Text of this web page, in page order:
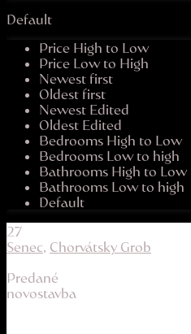
Default
Price High to Low
Price Low to High
Newest first
Oldest first
Newest Edited
Oldest Edited
Bedrooms High to Low
Bedrooms Low to high
Bathrooms High to Low
Bathrooms Low to high
Default
27
Senec, Chorvátsky Grob
Predané
novostavba